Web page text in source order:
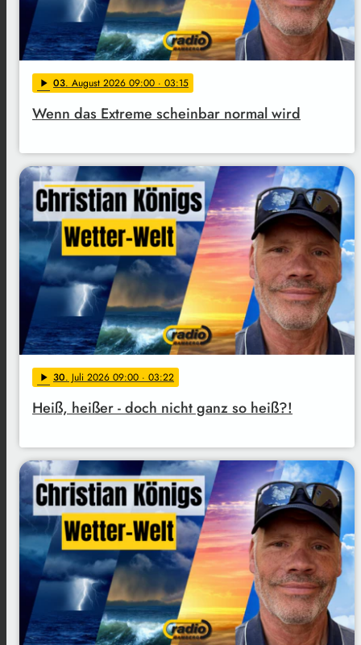
play_arrow 03. August 2026 09:00 · 03:15
Wenn das Extreme scheinbar normal wird
play_arrow 30. Juli 2026 09:00 · 03:22
Heiß, heißer - doch nicht ganz so heiß?!